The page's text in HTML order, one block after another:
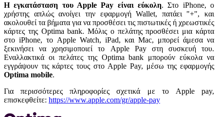
Η εγκατάσταση του Αpple Pay είναι εύκολη. Στο iPhone, ο
χρήστης απλώς ανοίγει την εφαρμογή Wallet, πατάει "+", και
ακολουθεί τα βήματα για να προσθέσει τις πιστωτικές ή χρεωστικές
κάρτες της Optima bank. Μόλις ο πελάτης προσθέσει μια κάρτα
στο iPhone, το Apple Watch, iPad, και Mac, μπορεί άμεσα να
ξεκινήσει να χρησιμοποιεί το Apple Pay στη συσκευή του.
Εναλλακτικά οι πελάτες της Optima bank μπορούν εύκολα να
εγγράψουν τις κάρτες τους στο Apple Pay, μέσω της εφαρμογής
Optima mobile.
Για περισσότερες πληροφορίες σχετικά με το Apple pay,
επισκεφθείτε: https://www.apple.com/gr/apple-pay